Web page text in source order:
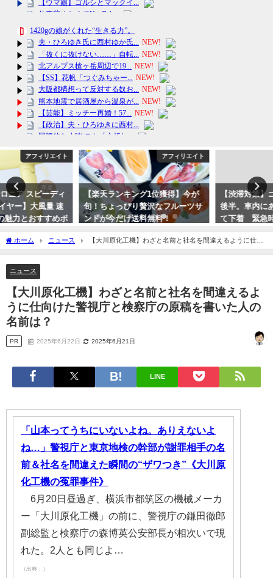
アフィリエイト
【楽天ランキング1位獲得】今が
旬！ちょっぴり贅沢なフルーツサ
ンドが今だけ送料無料！
【渋滞対策】ゴールデンウィーク
後半。車内にあると安心。使い捨
て下着 緊急時に便利アイテム
ホーム ニュース
【大川原化工機】わざと名前と社名を間違えるように仕向
けた警視庁と検察庁の原稿を書いた人の名前は？
ニュース
【大川原化工機】わざと名前と社名を間違えるよ
うに仕向けた警視庁と検察庁の原稿を書いた人の
名前は？
PR 2025年6月22日 2025年6月21日
LINE
「山本ってうちにいないよね。ありえないよ
ね…」警視庁と東京地検の幹部が謝罪相手の名
前＆社名を間違えた瞬間の“ザワつき”《大川原
化工機の冤罪事件》
6月20日昼過ぎ、横浜市都筑区の機械メーカ
ー「大川原化工機」の前に、警視庁の鎌田徹郎
副総監と検察庁の森博英公安部長が相次いで現
れた。2人とも同じよ…
（出典：）